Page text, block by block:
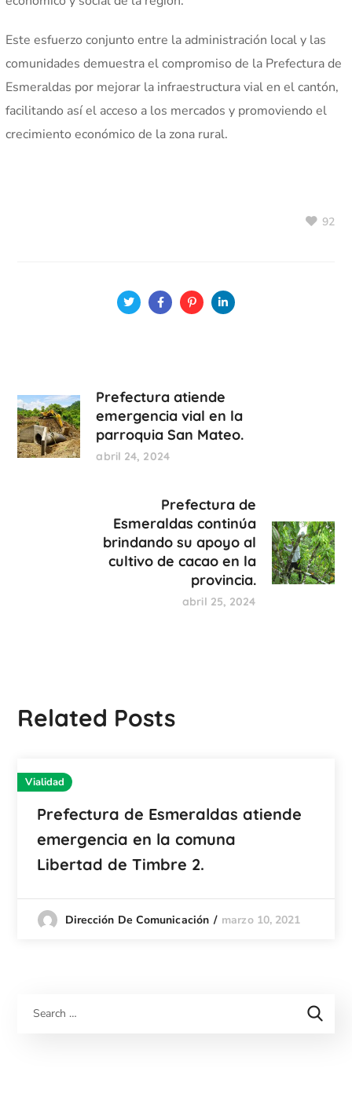
Este esfuerzo conjunto entre la administración local y las
comunidades demuestra el compromiso de la Prefectura de
Esmeraldas por mejorar la infraestructura vial en el cantón,
facilitando así el acceso a los mercados y promoviendo el
crecimiento económico de la zona rural.
92
Prefectura atiende
emergencia vial en la
parroquia San Mateo.
abril 24, 2024
Prefectura de
Esmeraldas continúa
brindando su apoyo al
cultivo de cacao en la
provincia.
abril 25, 2024
Related Posts
Vialidad
Prefectura de Esmeraldas atiende
emergencia en la comuna
Libertad de Timbre 2.
Dirección De Comunicación marzo 10, 2021